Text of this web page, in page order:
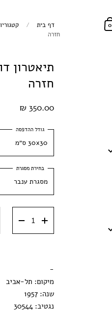
0 דף בית /
חזרה
תיאטרון
חזרה
350.00 ₪
30x30 ס״מ
30x30 ס״מ
40x40 ס״מ
50x50 ס״מ
מסגרת ענבר
מסגרת וונגה
-
מיקום: תל-אביב
שנה: 1957
נגטיב: 30544